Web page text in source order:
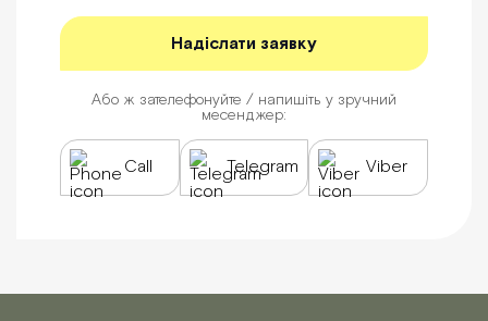
Або ж зателефонуйте / напишіть у зручний
месенджер:
Call Telegram Viber